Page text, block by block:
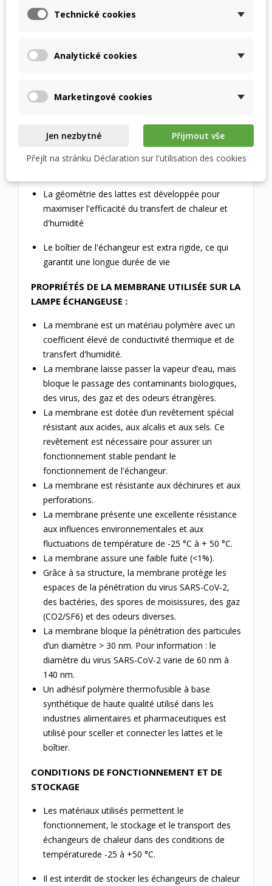
les échangeurs de chaleur enthalpiques, mais les
efficacité de récupération de chaleur globale plus
élevée en raison de la récupération de la chaleur
CONCEPTION
Le matériau accumulateur de chaleur est
constitué de plaques spéciales disposées en
canaux qui permettent aux courants d'air de se
La géométrie des lattes est développée pour
maximiser l'efficacité du transfert de chaleur et
d'humidité
Le boîtier de l'échangeur est extra rigide, ce qui
garantit une longue durée de vie
PROPRIÉTÉS DE LA MEMBRANE UTILISÉE SUR LA
LAMPE ÉCHANGEUSE :
La membrane est un matériau polymère avec un
coefficient élevé de conductivité thermique et de
transfert d'humidité.
La membrane laisse passer la vapeur d’eau, mais
bloque le passage des contaminants biologiques,
des virus, des gaz et des odeurs étrangères.
La membrane est dotée d’un revêtement spécial
résistant aux acides, aux alcalis et aux sels. Ce
revêtement est nécessaire pour assurer un
fonctionnement stable pendant le
fonctionnement de l'échangeur.
La membrane est résistante aux déchirures et aux
perforations.
La membrane présente une excellente résistance
aux influences environnementales et aux
fluctuations de température de -25 °C à + 50 °C.
La membrane assure une faible fuite (<1%).
Grâce à sa structure, la membrane protège les
espaces de la pénétration du virus SARS-CoV-2,
des bactéries, des spores de moisissures, des gaz
(CO2/SF6) et des odeurs diverses.
La membrane bloque la pénétration des particules
d’un diamètre > 30 nm. Pour information : le
diamètre du virus SARS-CoV-2 varie de 60 nm à
140 nm.
Un adhésif polymère thermofusible à base
synthétique de haute qualité utilisé dans les
industries alimentaires et pharmaceutiques est
utilisé pour sceller et connecter les lattes et le
boîtier.
CONDITIONS DE FONCTIONNEMENT ET DE
STOCKAGE
Les matériaux utilisés permettent le
fonctionnement, le stockage et le transport des
échangeurs de chaleur dans des conditions de
températurede -25 à +50 °C.
Il est interdit de stocker les échangeurs de chaleur
Technické cookies
Analytické cookies
Marketingové cookies
Jen nezbytné
Přijmout vše
Přejít na stránku Déclaration sur l'utilisation des cookies